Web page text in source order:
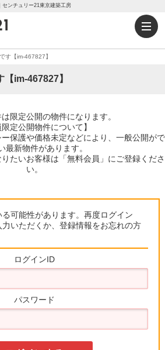
センチュリー21東京建築工房
す【im-467827】
im-467827】
限定公開の物件になります。
限定公開物件について】
保護や価格未定などにより、一般公開がで
最新物件があります。
たいお客様は「無料会員」にご登録くださ
い。
可能性があります。再度ログイン
いただくか、登録情報をお忘れの方
ログインID
パスワード